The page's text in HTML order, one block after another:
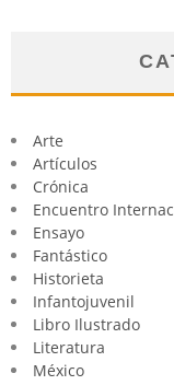
Arte
Artículos
Crónica
Encuentro
Ensayo
Fantástico
Historieta
Infantojuvenil
Libro Ilustrado
Literatura
México